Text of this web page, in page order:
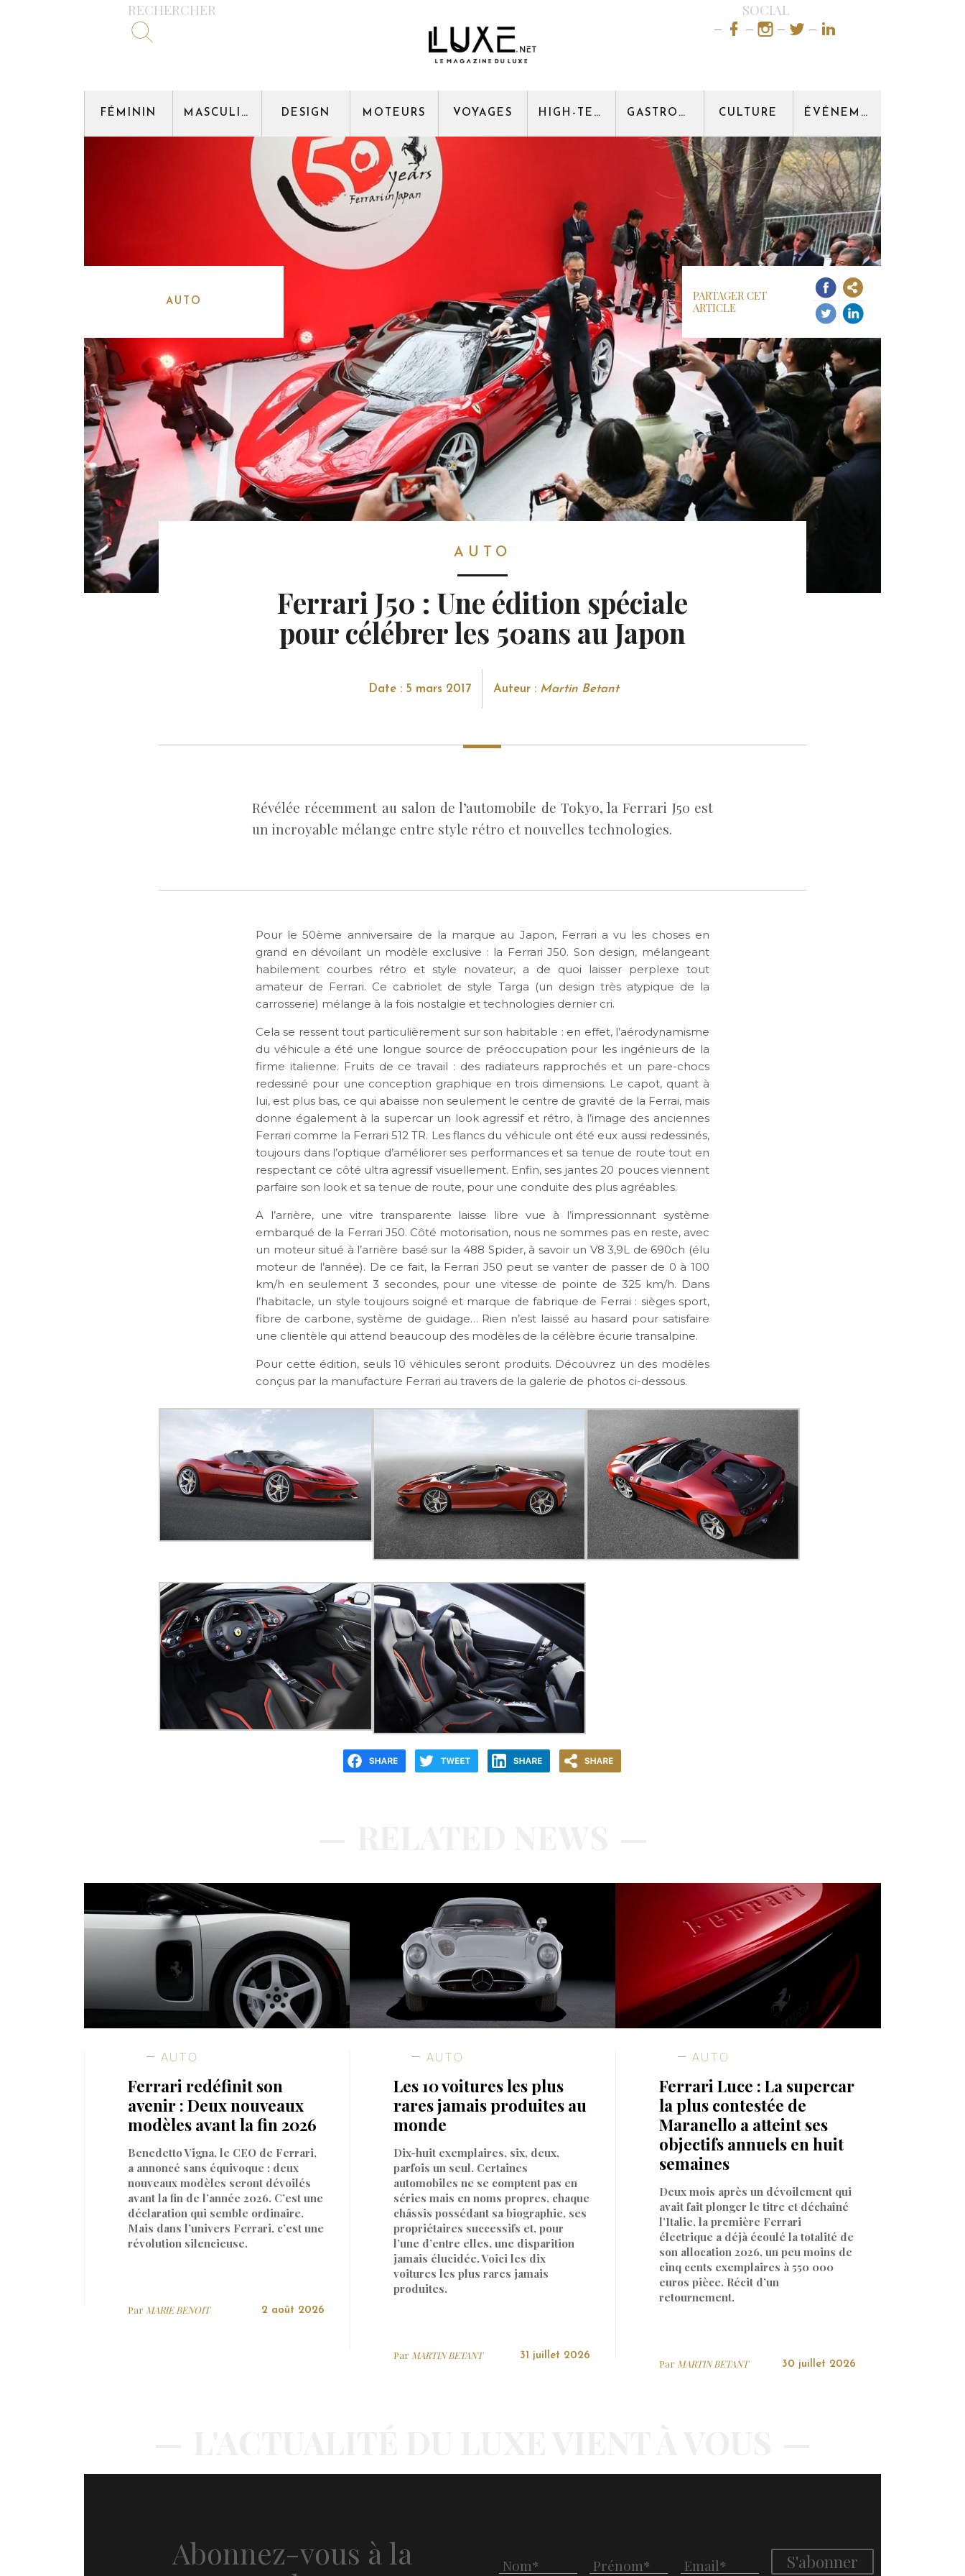
RECHERCHER SOCIAL
FÉMININ MASCULIN DESIGN MOTEURS VOYAGES HIGH-TECH GASTRONOMIE CULTURE ÉVÉNEMENT
AUTO
PARTAGER CET
ARTICLE
AUTO
Ferrari J50 : Une édition spéciale
pour célébrer les 50ans au Japon
Date : 5 mars 2017 Auteur : Martin Betant
Révélée récemment au salon de l’automobile de Tokyo, la Ferrari J50 est
un incroyable mélange entre style rétro et nouvelles technologies.
Pour le 50ème anniversaire de la marque au Japon, Ferrari a vu les choses en
grand en dévoilant un modèle exclusive : la Ferrari J50. Son design, mélangeant
habilement courbes rétro et style novateur, a de quoi laisser perplexe tout
amateur de Ferrari. Ce cabriolet de style Targa (un design très atypique de la
carrosserie) mélange à la fois nostalgie et technologies dernier cri.
Cela se ressent tout particulièrement sur son habitable : en effet, l’aérodynamisme
du véhicule a été une longue source de préoccupation pour les ingénieurs de la
firme italienne. Fruits de ce travail : des radiateurs rapprochés et un pare-chocs
redessiné pour une conception graphique en trois dimensions. Le capot, quant à
lui, est plus bas, ce qui abaisse non seulement le centre de gravité de la Ferrai, mais
donne également à la supercar un look agressif et rétro, à l’image des anciennes
Ferrari comme la Ferrari 512 TR. Les flancs du véhicule ont été eux aussi redessinés,
toujours dans l’optique d’améliorer ses performances et sa tenue de route tout en
respectant ce côté ultra agressif visuellement. Enfin, ses jantes 20 pouces viennent
parfaire son look et sa tenue de route, pour une conduite des plus agréables.
A l’arrière, une vitre transparente laisse libre vue à l’impressionnant système
embarqué de la Ferrari J50. Côté motorisation, nous ne sommes pas en reste, avec
un moteur situé à l’arrière basé sur la 488 Spider, à savoir un V8 3,9L de 690ch (élu
moteur de l’année). De ce fait, la Ferrari J50 peut se vanter de passer de 0 à 100
km/h en seulement 3 secondes, pour une vitesse de pointe de 325 km/h. Dans
l’habitacle, un style toujours soigné et marque de fabrique de Ferrai : sièges sport,
fibre de carbone, système de guidage… Rien n’est laissé au hasard pour satisfaire
une clientèle qui attend beaucoup des modèles de la célèbre écurie transalpine.
Pour cette édition, seuls 10 véhicules seront produits. Découvrez un des modèles
conçus par la manufacture Ferrari au travers de la galerie de photos ci-dessous.
AUTO
Ferrari redéfinit son
avenir : Deux nouveaux
modèles avant la fin 2026
Benedetto Vigna, le CEO de Ferrari,
a annoncé sans équivoque : deux
nouveaux modèles seront dévoilés
avant la fin de l’année 2026. C’est une
déclaration qui semble ordinaire.
Mais dans l’univers Ferrari, c’est une
révolution silencieuse.
Par MARIE BENOIT 2 août 2026
AUTO
Les 10 voitures les plus
rares jamais produites au
monde
Dix-huit exemplaires, six, deux,
parfois un seul. Certaines
automobiles ne se comptent pas en
séries mais en noms propres, chaque
châssis possédant sa biographie, ses
propriétaires successifs et, pour
l’une d’entre elles, une disparition
jamais élucidée. Voici les dix
voitures les plus rares jamais
produites.
Par MARTIN BETANT 31 juillet 2026
AUTO
Ferrari Luce : La supercar
la plus contestée de
Maranello a atteint ses
objectifs annuels en huit
semaines
Deux mois après un dévoilement qui
avait fait plonger le titre et déchaîné
l’Italie, la première Ferrari
électrique a déjà écoulé la totalité de
son allocation 2026, un peu moins de
cinq cents exemplaires à 550 000
euros pièce. Récit d’un
retournement.
Par MARTIN BETANT 30 juillet 2026
Abonnez-vous à la